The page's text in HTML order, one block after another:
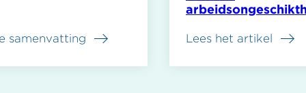
samenvatting Lees het artikel